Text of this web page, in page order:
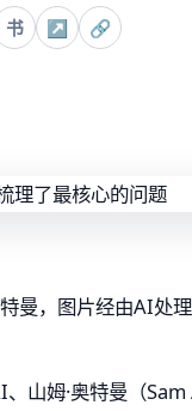
书 ↗ 🔗
曼，图片经由AI处理
山姆·奥特曼（